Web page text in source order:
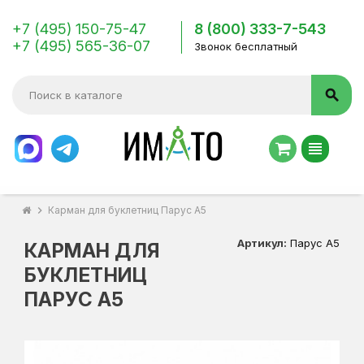
+7 (495) 150-75-47
+7 (495) 565-36-07
8 (800) 333-7-543
Звонок бесплатный
search
view_headline
chevron_right Карман для буклетниц Парус А5
КАРМАН ДЛЯ
БУКЛЕТНИЦ
ПАРУС А5
Артикул: Парус А5